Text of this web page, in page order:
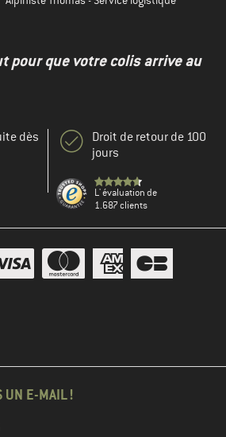
pour que votre colis arrive au
dès
Droit de retour de 100
jours
L' évaluation de
1.687 clients
UN E-MAIL !